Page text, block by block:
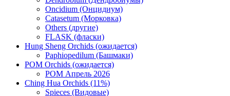
Oncidium (Онцидиум)
Catasetum (Морковка)
Others (другие)
FLASK (фласки)
Hung Sheng Orchids (ожидается)
Paphiopedilum (Башмаки)
POM Orchids (ожидается)
POM Апрель 2026
Ching Hua Orchids (11%)
Spieces (Видовые)